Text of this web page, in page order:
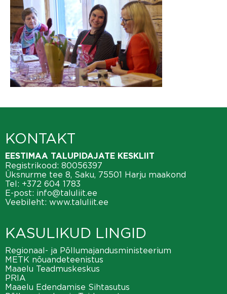
KONTAKT
EESTIMAA TALUPIDAJATE KESKLIIT
Registrikood: 80056397
Üksnurme tee 8, Saku, 75501 Harju maakond
Tel: +372 604 1783
E-post: info@taluliit.ee
Veebileht: www.taluliit.ee
KASULIKUD LINGID
Regionaal- ja Põllumajandusministeerium
METK nõuandeteenistus
Maaelu Teadmuskeskus
PRIA
Maaelu Edendamise Sihtasutus